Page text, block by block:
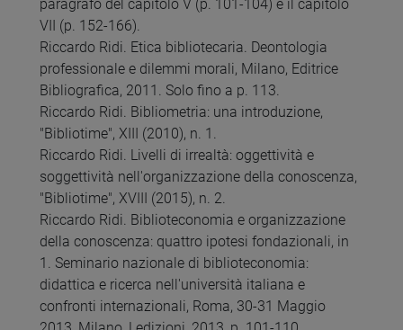
paragrafo del capitolo V (p. 101-104) e il capitolo
VII (p. 152-166).
Riccardo Ridi. Etica bibliotecaria. Deontologia
professionale e dilemmi morali, Milano, Editrice
Bibliografica, 2011. Solo fino a p. 113.
Riccardo Ridi. Bibliometria: una introduzione,
"Bibliotime", XIII (2010), n. 1.
Riccardo Ridi. Livelli di irrealtà: oggettività e
soggettività nell'organizzazione della conoscenza,
"Bibliotime", XVIII (2015), n. 2.
Riccardo Ridi. Biblioteconomia e organizzazione
della conoscenza: quattro ipotesi fondazionali, in
1. Seminario nazionale di biblioteconomia:
didattica e ricerca nell'università italiana e
confronti internazionali, Roma, 30-31 Maggio